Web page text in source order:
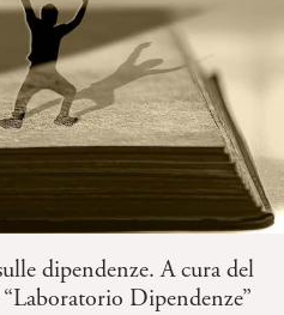
dipendenze. A cura del
Dipendenze”